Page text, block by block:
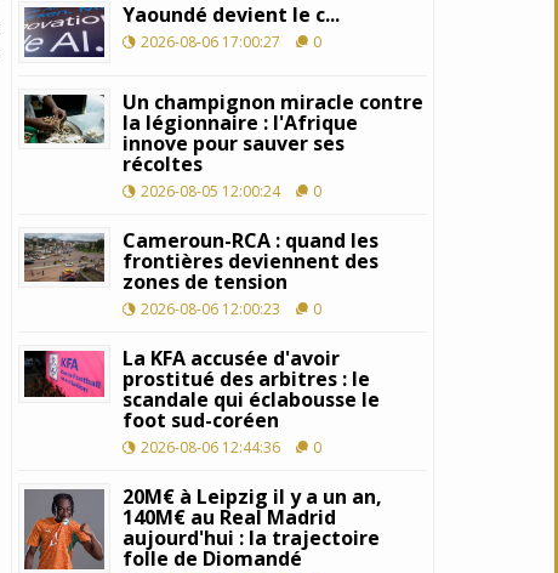
Yaoundé devient le c...
2026-08-06 17:00:27 0
Un champignon miracle contre
la légionnaire : l'Afrique
innove pour sauver ses
récoltes
2026-08-05 12:00:24 0
Cameroun-RCA : quand les
frontières deviennent des
zones de tension
2026-08-06 12:00:23 0
La KFA accusée d'avoir
prostitué des arbitres : le
scandale qui éclabousse le
foot sud-coréen
2026-08-06 12:44:36 0
20M€ à Leipzig il y a un an,
140M€ au Real Madrid
aujourd'hui : la trajectoire
folle de Diomandé